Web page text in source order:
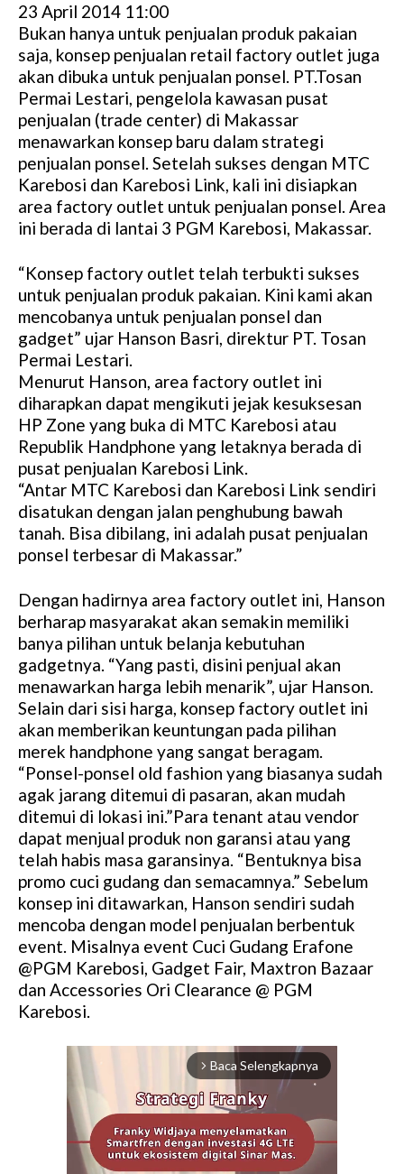
23 April 2014 11:00
Bukan hanya untuk penjualan produk pakaian
saja, konsep penjualan retail factory outlet juga
akan dibuka untuk penjualan ponsel. PT.Tosan
Permai Lestari, pengelola kawasan pusat
penjualan (trade center) di Makassar
menawarkan konsep baru dalam strategi
penjualan ponsel. Setelah sukses dengan MTC
Karebosi dan Karebosi Link, kali ini disiapkan
area factory outlet untuk penjualan ponsel. Area
ini berada di lantai 3 PGM Karebosi, Makassar.
“Konsep factory outlet telah terbukti sukses
untuk penjualan produk pakaian. Kini kami akan
mencobanya untuk penjualan ponsel dan
gadget” ujar Hanson Basri, direktur PT. Tosan
Permai Lestari.
Menurut Hanson, area factory outlet ini
diharapkan dapat mengikuti jejak kesuksesan
HP Zone yang buka di MTC Karebosi atau
Republik Handphone yang letaknya berada di
pusat penjualan Karebosi Link.
“Antar MTC Karebosi dan Karebosi Link sendiri
disatukan dengan jalan penghubung bawah
tanah. Bisa dibilang, ini adalah pusat penjualan
ponsel terbesar di Makassar.”
Dengan hadirnya area factory outlet ini, Hanson
berharap masyarakat akan semakin memiliki
banya pilihan untuk belanja kebutuhan
gadgetnya. “Yang pasti, disini penjual akan
menawarkan harga lebih menarik”, ujar Hanson.
Selain dari sisi harga, konsep factory outlet ini
akan memberikan keuntungan pada pilihan
merek handphone yang sangat beragam.
“Ponsel-ponsel old fashion yang biasanya sudah
agak jarang ditemui di pasaran, akan mudah
ditemui di lokasi ini.”Para tenant atau vendor
dapat menjual produk non garansi atau yang
telah habis masa garansinya. “Bentuknya bisa
promo cuci gudang dan semacamnya.” Sebelum
konsep ini ditawarkan, Hanson sendiri sudah
mencoba dengan model penjualan berbentuk
event. Misalnya event Cuci Gudang Erafone
@PGM Karebosi, Gadget Fair, Maxtron Bazaar
dan Accessories Ori Clearance @ PGM
Karebosi.
arrow_forward_ios Baca Selengkapnya